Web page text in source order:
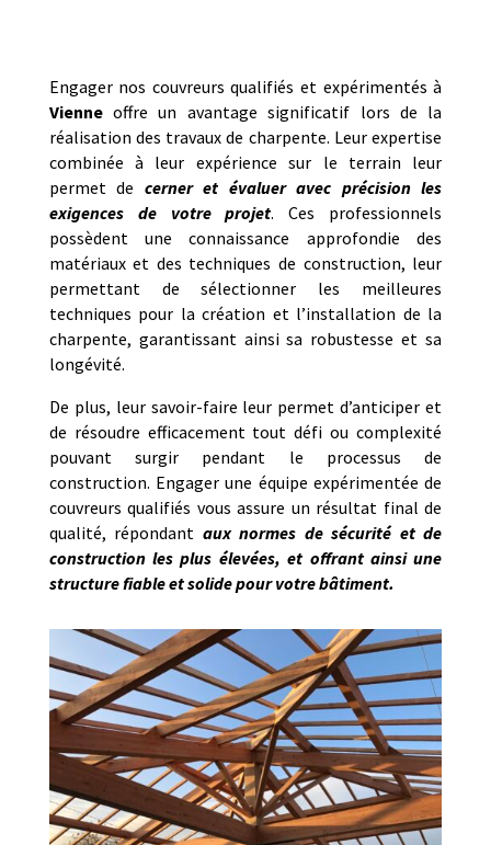
Engager nos couvreurs qualifiés et expérimentés à
Vienneoffre un avantage significatif lors de la
réalisation des travaux de charpente. Leur expertise
combinée à leur expérience sur le terrain leur
permet de cerner et évaluer avec précision les
exigences de votre projet. Ces professionnels
possèdent une connaissance approfondie des
matériaux et des techniques de construction, leur
permettant de sélectionner les meilleures
techniques pour la création et l’installation de la
charpente, garantissant ainsi sa robustesse et sa
longévité.
De plus, leur savoir-faire leur permet d’anticiper et
de résoudre efficacement tout défi ou complexité
pouvant surgir pendant le processus de
construction. Engager une équipe expérimentée de
couvreurs qualifiés vous assure un résultat final de
qualité, répondant aux normes de sécurité et de
construction les plus élevées, et offrant ainsi une
structure fiable et solide pour votre bâtiment.